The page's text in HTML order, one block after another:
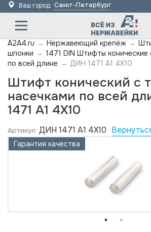
Ваш город: Санкт-Петербург
A2A4.ru → Нержавеющий крепёж →
шпонки → 1471 DIN Штифты конические
по всей длине → ДИН 1471 А1 4X10
Штифт конический с
насечками по всей
1471 А1 4X10
Артикул: ДИН 1471 А1 4X10
Гарантия качества